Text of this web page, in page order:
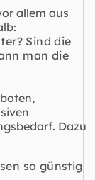
allem aus
Sind die
man die
Dazu
so günstig